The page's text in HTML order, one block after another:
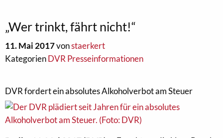
„Wer trinkt, fährt nicht!“
11. Mai 2017vonstaerkert
KategorienDVR Presseinformationen
DVR fordert ein absolutes Alkoholverbot am Steuer